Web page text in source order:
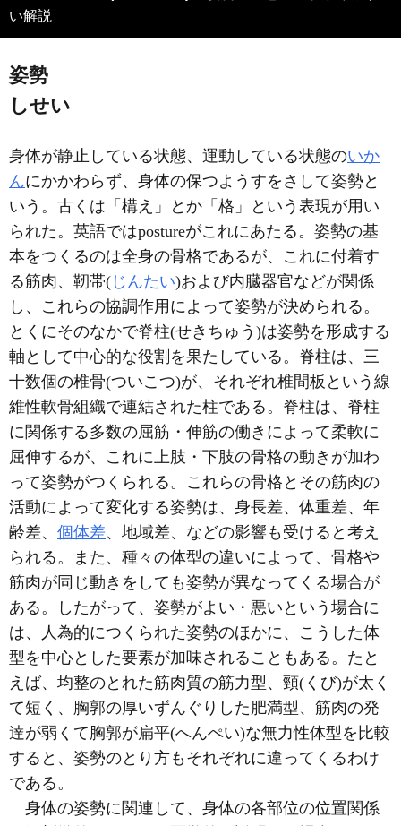
い解説
姿勢
しせい
身体が静止している状態、運動している状態のいか
んにかかわらず、身体の保つようすをさして姿勢と
いう。古くは「構え」とか「格」という表現が用い
られた。英語ではpostureがこれにあたる。姿勢の基
本をつくるのは全身の骨格であるが、これに付着す
る筋肉、靭帯( じんたい)および内臓器官などが関係
し、これらの協調作用によって姿勢が決められる。
とくにそのなかで脊柱(せきちゅう)は姿勢を形成する
軸として中心的な役割を果たしている。脊柱は、三
十数個の椎骨(ついこつ)が、それぞれ椎間板という線
維性軟骨組織で連結された柱である。脊柱は、脊柱
に関係する多数の屈筋・伸筋の働きによって柔軟に
屈伸するが、これに上肢・下肢の骨格の動きが加わ
って姿勢がつくられる。これらの骨格とその筋肉の
活動によって変化する姿勢は、身長差、体重差、年
齢差、 個体差、地域差、などの影響も受けると考え
られる。また、種々の体型の違いによって、骨格や
筋肉が同じ動きをしても姿勢が異なってくる場合が
ある。したがって、姿勢がよい・悪いという場合に
は、人為的につくられた姿勢のほかに、こうした体
型を中心とした要素が加味されることもある。たと
えば、均整のとれた筋肉質の筋力型、頸(くび)が太く
て短く、胸郭の厚いずんぐりした肥満型、筋肉の発
達が弱くて胸郭が扁平(へんぺい)な無力性体型を比較
すると、姿勢のとり方もそれぞれに違ってくるわけ
である。
身体の姿勢に関連して、身体の各部位の位置関係